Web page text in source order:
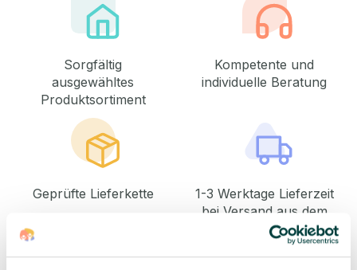
Sorgfältig
ausgewähltes
Produktsortiment
Kompetente und
individuelle Beratung
Geprüfte Lieferkette
1-3 Werktage Lieferzeit
bei Versand aus dem
eigenen Lager